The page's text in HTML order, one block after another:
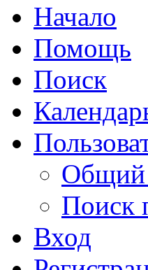
Начало
Помощь
Поиск
Общий
Поиск
Вход